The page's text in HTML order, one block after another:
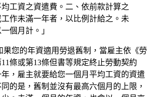
工資之資遣費。二、依前款計算之
作未滿一年者，以比例計給之。未
個月計。」
果您的年資適用勞退舊制，當雇主依《勞
條或第13條但書等規定終止勞動契約
，雇主就要給您一個月平均工資的資遣
的是，舊制並沒有最高六個月的上限，